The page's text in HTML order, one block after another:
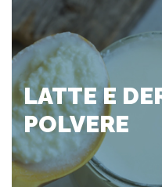
LATTE E
POLVERE